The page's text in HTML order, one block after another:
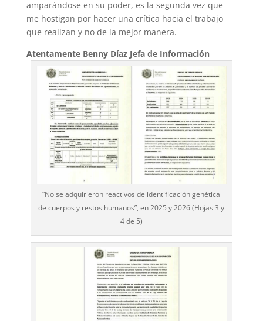
amparándose en su poder, es la segunda vez que
me hostigan por hacer una crítica hacia el trabajo
que realizan y no de la mejor manera.
Atentamente Benny Díaz Jefa de Información
“No se adquirieron reactivos de identificación genética
de cuerpos y restos humanos”, en 2025 y 2026 (Hojas 3 y
4 de 5)